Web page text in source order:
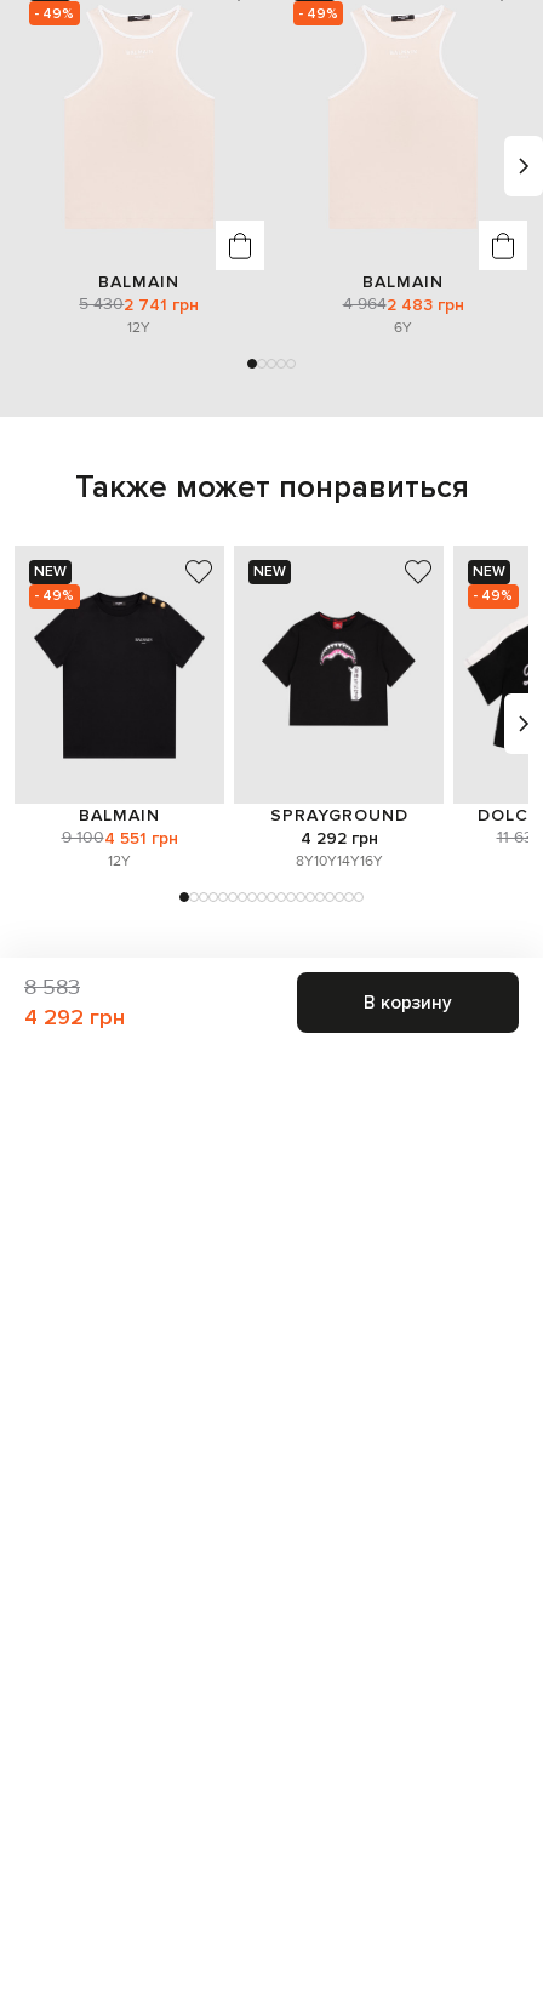
- 49%
BALMAIN
5 4302 741 грн
12Y
- 49%
BALMAIN
4 9642 483 грн
6Y
Также может понравиться
NEW
- 49%
BALMAIN
9 1004 551 грн
12Y
NEW
SPRAYGROUND
4 292 грн
8Y10Y14Y16Y
NEW
- 49%
11 634
8 583
4 292 грн
В корзину